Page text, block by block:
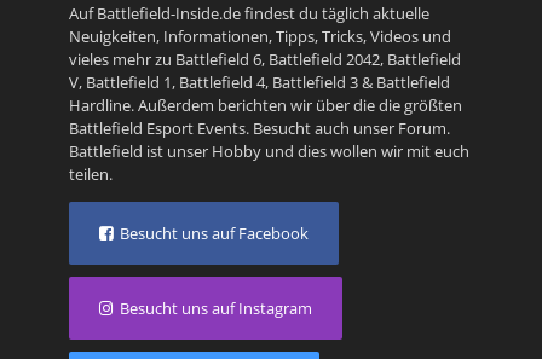
Auf Battlefield-Inside.de findest du täglich aktuelle
Neuigkeiten, Informationen, Tipps, Tricks, Videos und
vieles mehr zu Battlefield 6, Battlefield 2042, Battlefield
V, Battlefield 1, Battlefield 4, Battlefield 3& Battlefield
Hardline. Außerdem berichten wir über die die größten
Battlefield Esport Events. Besucht auch unser Forum.
Battlefield ist unser Hobby und dies wollen wir mit euch
teilen.
Besucht uns auf Facebook
Besucht uns auf Instagram